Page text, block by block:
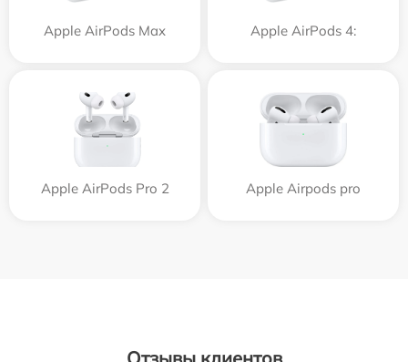
Apple AirPods Max Apple AirPods 4:
Apple AirPods Pro 2 Apple Airpods pro